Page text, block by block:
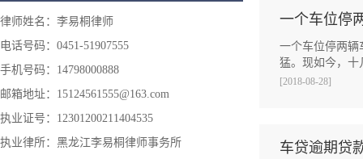
律师姓名：李易桐律师
电话号码：0451-51907555
手机号码：14798000888
邮箱地址：15124561555@163.com
执业证号：12301200211404535
执业律所：黑龙江李易桐律师事务所
一个车位停
一个车位停两辆
猛。现如今，
[2018-08-28]
车贷逾期贷